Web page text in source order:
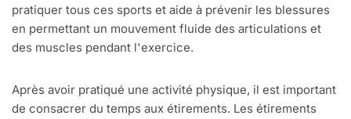
pratiquer tous ces sports et aide à prévenir les blessures
en permettant un mouvement fluide des articulations et
des muscles pendant l'exercice.
Après avoir pratiqué une activité physique, il est important
de consacrer du temps aux étirements. Les étirements